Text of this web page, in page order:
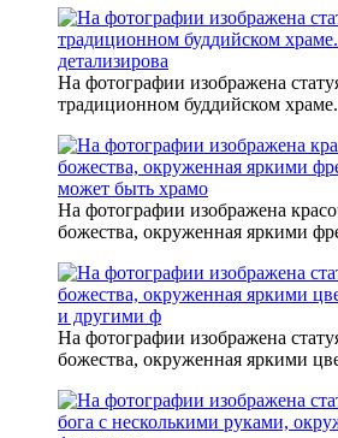
На фотографии изображена
традиционном буддийском храме.
На фотографии изображена
божества, окруженная яркими
На фотографии изображена
божества, окруженная яркими